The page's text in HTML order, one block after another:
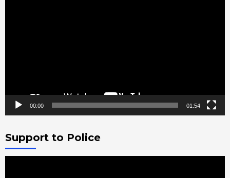
00:00 01:54
Support to Police